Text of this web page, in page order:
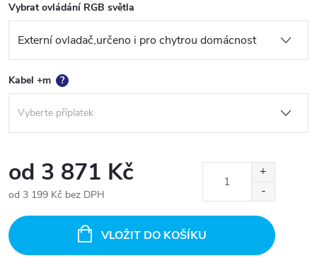
Vybrat ovládání RGB světla
Kabel +m ?
od 3 871 Kč
od 3 199 Kč bez DPH
cena:
VLOŽIT DO KOŠÍKU